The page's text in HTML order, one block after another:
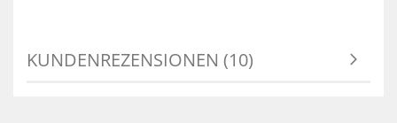
KUNDENREZENSIONEN (10)